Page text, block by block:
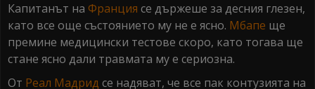
Капитанът на Франция се държеше за десния глезен,
като все още състоянието му не е ясно. Мбапе ще
премине медицински тестове скоро, като тогава ще
стане ясно дали травмата му е сериозна.
От Реал Мадрид се надяват, че все пак контузията на